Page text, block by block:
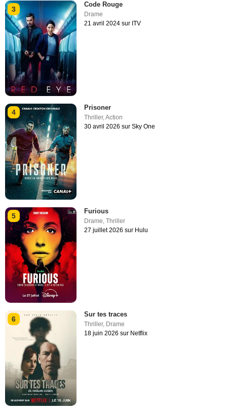
3
Code Rouge
Drame
21 avril 2024 sur ITV
4
Prisoner
Thriller,Action
30 avril 2026 sur Sky One
5
Furious
Drame ,Thriller
27 juillet 2026 sur Hulu
6
Sur tes traces
Thriller, Drame
18 juin 2026 sur Netflix